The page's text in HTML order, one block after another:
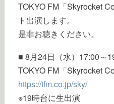
TOKYO FM「Skyrocket
ト出演します。
是非お聴きください。
■ 8月24日（水）17:00～
TOKYO FM「Skyrocket
https://tfm.co.jp/sky/
※19時台に生出演